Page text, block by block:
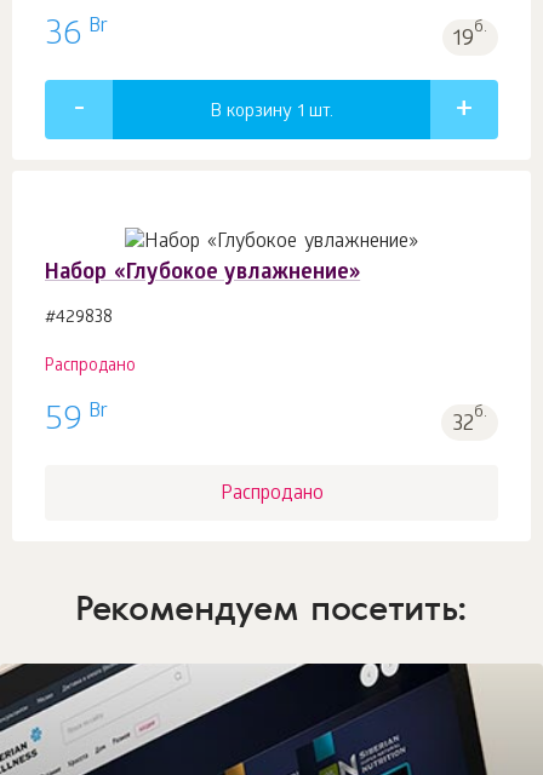
36 Br 19б.
В корзину 1 шт.
Набор «Глубокое увлажнение»
#429838
Распродано
59 Br 32б.
Распродано
Рекомендуем посетить: